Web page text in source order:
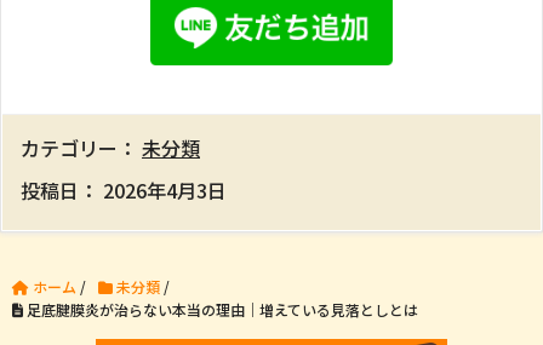
カテゴリー： 未分類
投稿日： 2026年4月3日
ホーム / 未分類 /
足底腱膜炎が治らない本当の理由｜増えている見落としとは